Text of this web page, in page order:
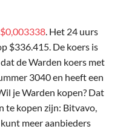
$0,003338. Het 24 uurs
$336.415. De koers is
de Warden koers met
3040 en heeft een
je Warden kopen? Dat
te kopen zijn: Bitvavo,
meer aanbieders